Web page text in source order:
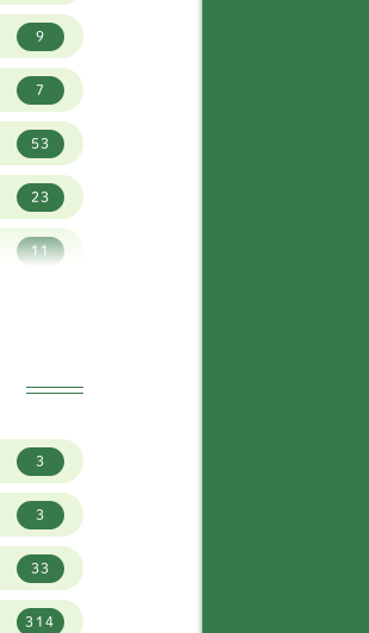
23
2
1
1
3
2
9
7
53
23
11
19
8
23
1
3
3
33
314